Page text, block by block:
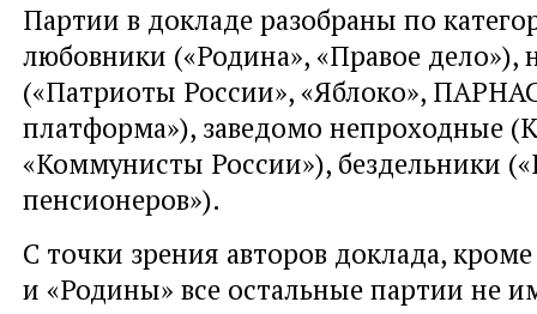
Партии в докладе разобраны по
любовники («Родина», «Правое дело»),
(«Патриоты России», «Яблоко»,
платформа»), заведомо непроходные
«Коммунисты России»), бездельники
пенсионеров»).
С точки зрения авторов доклада,
и «Родины» все остальные партии не